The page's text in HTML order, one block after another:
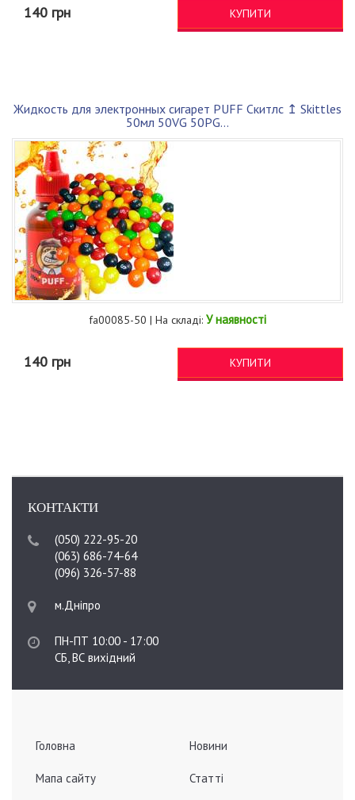
140 грн КУПИТИ
Жидкость для электронных сигарет PUFF Скитлс ↥ Skittles
50мл 50VG 50PG...
fa00085-50 | На складі: У наявності
140 грн КУПИТИ
КОНТАКТИ
(050) 222-95-20
(063) 686-74-64
(096) 326-57-88
м.Дніпро
ПН-ПТ 10:00 - 17:00
СБ, ВС вихідний
Головна
Мапа сайту
Новини
Статті